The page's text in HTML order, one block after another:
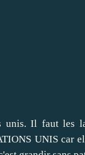
Il faut les
UNIS car